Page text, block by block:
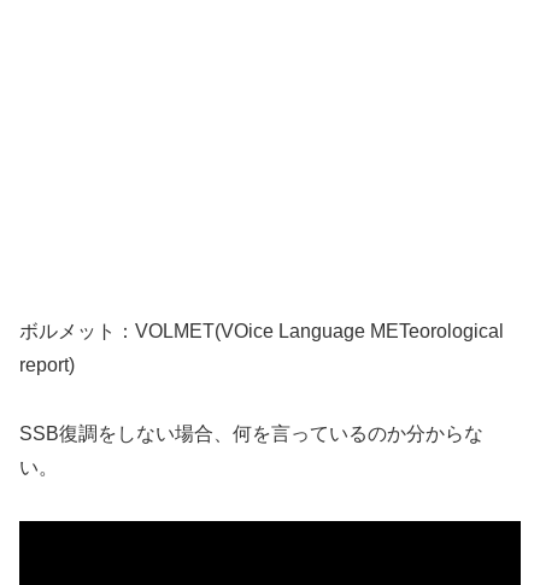
ボルメット：VOLMET(VOice Language METeorological
report)
SSB復調をしない場合、何を言っているのか分からな
い。